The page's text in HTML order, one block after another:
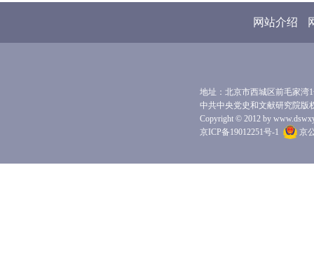
网站介绍
地址：北京市西城区前毛家湾
中共中央党史和文献研究院版
Copyright © 2012 by
京ICP备19012251号-1
京